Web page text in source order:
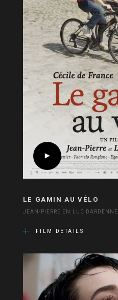
LE GAMIN AU VÉLO
JEAN-PIERRE EN LUC DARDENNE
FILM DETAILS